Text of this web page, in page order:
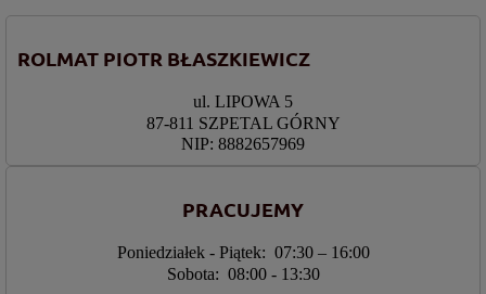
ROLMAT PIOTR BŁASZKIEWICZ
ul. LIPOWA 5
87-811 SZPETAL GÓRNY
NIP: 8882657969
PRACUJEMY
Poniedziałek - Piątek: 07:30 – 16:00
Sobota: 08:00 - 13:30